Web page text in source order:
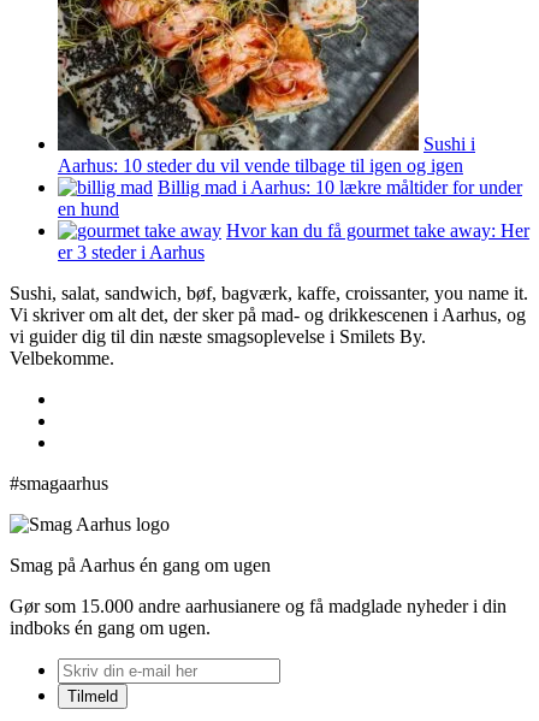
Sushi i
Aarhus: 10 steder du vil vende tilbage til igen og igen
Billig mad i Aarhus: 10 lækre måltider for under
en hund
Hvor kan du få gourmet take away: Her
er 3 steder i Aarhus
Sushi, salat, sandwich, bøf, bagværk, kaffe, croissanter, you name it.
Vi skriver om alt det, der sker på mad- og drikkescenen i Aarhus, og
vi guider dig til din næste smagsoplevelse i Smilets By.
Velbekomme.
#smagaarhus
Smag på Aarhus én gang om ugen
Gør som 15.000 andre aarhusianere og få madglade nyheder i din
indboks én gang om ugen.